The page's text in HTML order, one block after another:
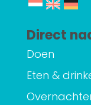
Direct
Doen
Eten &